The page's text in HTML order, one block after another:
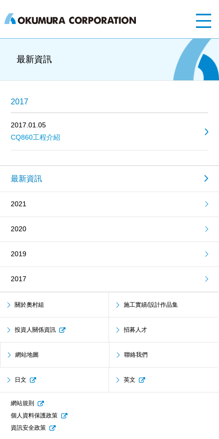
最新資訊
2017
2017.01.05
CQ860工程介紹
最新資訊
2021
2020
2019
2017
關於奧村組 施工實績/設計作品集
投資人關係資訊 招募人才
網站地圖 聯絡我們
日文 英文
網站規則
個人資料保護政策
資訊安全政策